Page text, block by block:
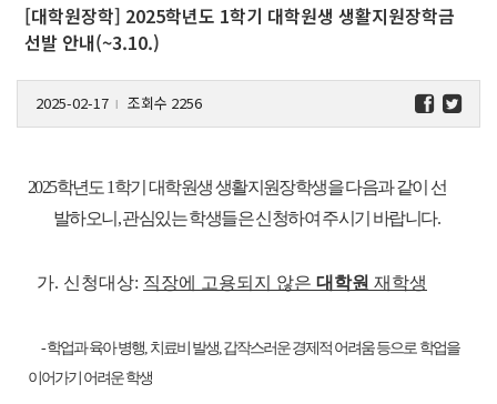
[대학원장학] 2025학년도 1학기 대학원생 생활지원장학금
선발 안내(~3.10.)
2025-02-17 l 조회수 2256
2025학년도 1학기 대학원생 생활지원장학생을 다음과 같이 선
발하오니, 관심있는 학생들은 신청하여 주시기 바랍니다.
가. 신청대상: 직장에 고용되지 않은 대학원 재학생
- 학업과 육아 병행, 치료비 발생, 갑작스러운 경제적 어려움 등으로 학업을
이어가기 어려운 학생